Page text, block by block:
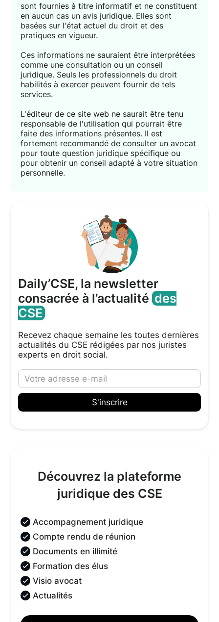
sont fournies à titre informatif et ne constituent
en aucun cas un avis juridique. Elles sont
basées sur l'état actuel du droit et des
pratiques en vigueur.
Ces informations ne sauraient être interprétées
comme une consultation ou un conseil
juridique. Seuls les professionnels du droit
habilités à exercer peuvent fournir de tels
services.
L'éditeur de ce site web ne saurait être tenu
responsable de l'utilisation qui pourrait être
faite des informations présentes. Il est
fortement recommandé de consulter un avocat
pour toute question juridique spécifique ou
pour obtenir un conseil adapté à votre situation
personnelle.
Daily’CSE, la newsletter
consacrée à l’actualitédes
CSE
Recevez chaque semaine les toutes dernières
actualités du CSE rédigées par nos juristes
experts en droit social.
Découvrez la plateforme
juridique des CSE
Accompagnement juridique
Compte rendu de réunion
Documents en illimité
Formation des élus
Visio avocat
Actualités